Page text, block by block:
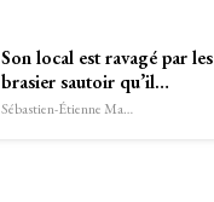
Son local est ravagé par les
brasier sautoir qu’il…
Sébastien-Étienne Marechal